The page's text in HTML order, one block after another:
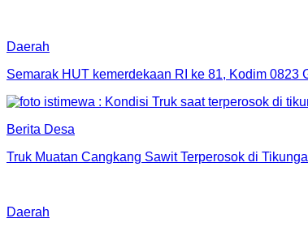
Daerah
Semarak HUT kemerdekaan RI ke 81, Kodim
Berita Desa
Truk Muatan Cangkang Sawit Terperosok di
Daerah